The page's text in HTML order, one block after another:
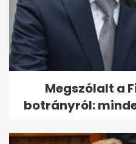
Megszólalt a
botrányról: